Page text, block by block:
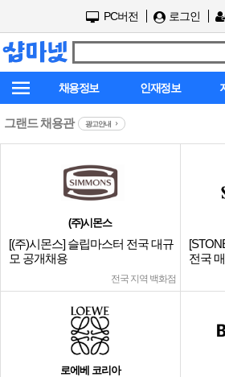
PC버전 로그인
채용정보 인재정보
그랜드 채용관 광고안내
(주)시몬스
[(주)시몬스] 슬립마스터 전국 대규
모 공개채용
전국 지역 백화점
전국
로에베 코리아